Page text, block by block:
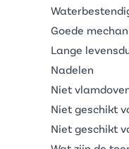
Goede
Lange
Nadelen
Niet
Niet geschikt
Niet geschikt